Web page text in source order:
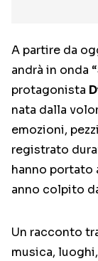
A partire da
andrà in onda “
protagonista
nata dalla
emozioni,
registrato
hanno portato
anno colpito
Un racconto
musica,